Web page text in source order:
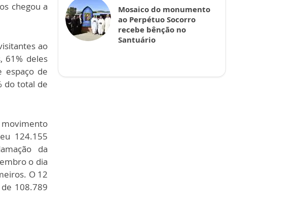
chegou a
ao
61% deles
espaço de
do total de
movimento
124.155
da
o dia
O 12
108.789
Mosaico do monumento
ao Perpétuo Socorro
recebe bênção no
Santuário